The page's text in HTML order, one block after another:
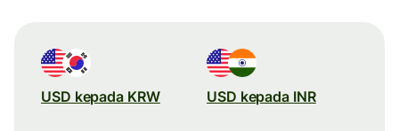
USD kepada KRW USD kepada INR